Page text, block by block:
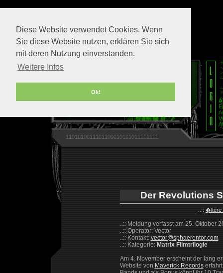
Diese Website verwendet Cookies. Wenn
Sie diese Website nutzen, erklären Sie sich
mit deren Nutzung einverstanden.
Weitere Infos
Ok!
1101010011101100010101011111111
Der Revolutions
..:: �ltere
..:: Meldung verfasst am 25. Oktober
..:: Operator: Vector
..:: Kontakt: vector@sphaerentor.com
..:: Kategorie: Matrix Filmtrilogie
Am 4. November erscheint der lang
Website von Maverick Recordserfahrt